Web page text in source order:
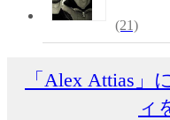
(21)
「Alex Attias
ィ